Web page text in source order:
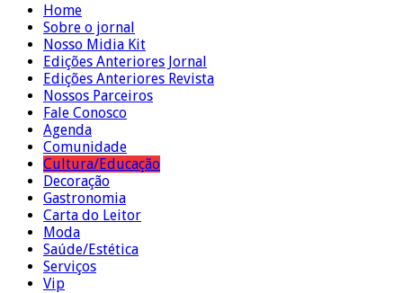
Home
Sobre o jornal
Nosso Midia Kit
Edições Anteriores Jornal
Edições Anteriores Revista
Nossos Parceiros
Fale Conosco
Agenda
Comunidade
Cultura/Educação
Decoração
Gastronomia
Carta do Leitor
Moda
Saúde/Estética
Serviços
Vip